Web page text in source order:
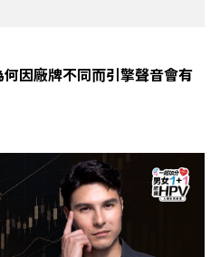
因廠牌不同而引擎聲音會有